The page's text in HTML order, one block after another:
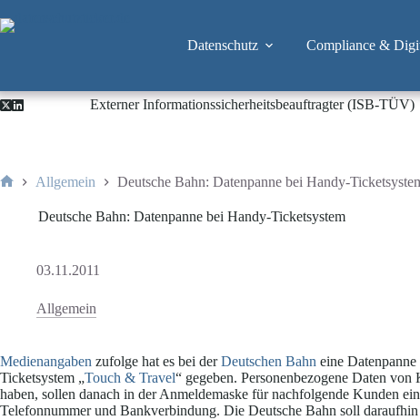
Inhalt
Datenschutz Compliance &
Externer Informationssicherheitsbeauftragter (ISB-TÜV)
Allgemein Deutsche Bahn: Datenpanne bei Handy-
Deutsche Bahn: Datenpanne bei Handy-Ticketsystem
03.11.2011
Allgemein
Medienangaben zufolge hat es bei derDeutschen Bahn eine
Ticketsystem „Touch & Travel“ gegeben. Personenbezogene Daten
haben, sollen danach in der Anmeldemaske für nachfolgende Kunden
Telefonnummer und Bankverbindung. Die Deutsche Bahn soll